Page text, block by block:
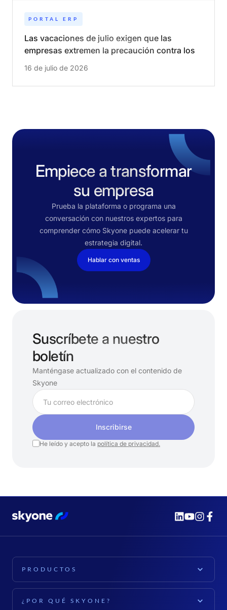
PORTAL ERP
Las vacaciones de julio exigen que las
empresas extremen la precaución contra los
ciberataques
16 de julio de 2026
Empiece a transformar
su empresa
Prueba la plataforma o programa una
conversación con nuestros expertos para
comprender cómo Skyone puede acelerar tu
estrategia digital.
Hablar con ventas
Suscríbete a nuestro
boletín
Manténgase actualizado con el contenido de
Skyone
Inscribirse
He leído y acepto la política de privacidad.
PRODUCTOS
Plataforma Skyone
¿POR QUÉ SKYONE?